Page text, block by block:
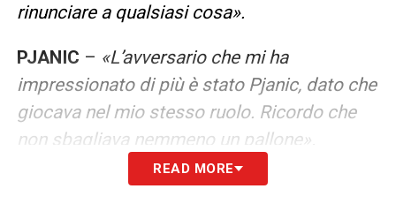
rinunciare a qualsiasi cosa».
PJANIC – «L’avversario che mi ha
impressionato di più è stato Pjanic, dato che
giocava nel mio stesso ruolo. Ricordo che
non sbagliava nemmeno un pallone».
SCUDETTO INTER– «Non me l’aspettavo, i
READ MORE